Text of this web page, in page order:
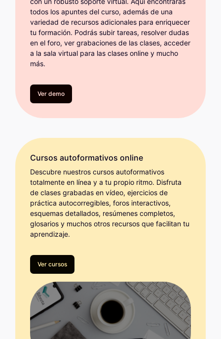
todos los apuntes del curso, además de una
variedad de recursos adicionales para enriquecer
tu formación. Podrás subir tareas, resolver dudas
en el foro, ver grabaciones de las clases, acceder
a la sala virtual para las clases online y mucho
más.
Ver demo
Cursos autoformativos online
Descubre nuestros cursos autoformativos
totalmente en línea y a tu propio ritmo. Disfruta
de clases grabadas en vídeo, ejercicios de
práctica autocorregibles, foros interactivos,
esquemas detallados, resúmenes completos,
glosarios y muchos otros recursos que facilitan tu
aprendizaje.
Ver cursos